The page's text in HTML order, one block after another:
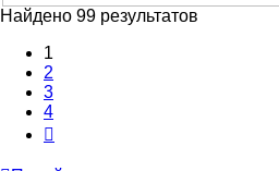
Найдено 99 результатов
1
2
3
4